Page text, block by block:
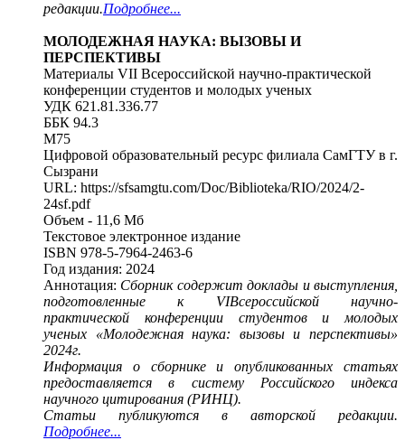
редакции.Подробнее...
МОЛОДЕЖНАЯ НАУКА: ВЫЗОВЫ И
ПЕРСПЕКТИВЫ
Материалы VII Всероссийской научно-практической
конференции студентов и молодых ученых
УДК 621.81.336.77
ББК 94.3
М75
Цифровой образовательный ресурс филиала СамГТУ в г.
Сызрани
URL: https://sfsamgtu.com/Doc/Biblioteka/RIO/2024/2-
24sf.pdf
Объем - 11,6 Мб
Текстовое электронное издание
ISBN 978-5-7964-2463-6
Год издания: 2024
Аннотация: Сборник содержит доклады и выступления,
подготовленные к VIВсероссийской научно-
практической конференции студентов и молодых
ученых «Молодежная наука: вызовы и перспективы»
2024г.
Информация о сборнике и опубликованных статьях
предоставляется в систему Российского индекса
научного цитирования (РИНЦ).
Статьи публикуются в авторской редакции.
Подробнее...